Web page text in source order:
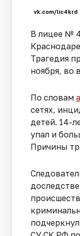
vk.com/lic4krd
В лицее №
Трагедия
ноября, во
По словам
сетях,
детей. 14-
упал и
Причины